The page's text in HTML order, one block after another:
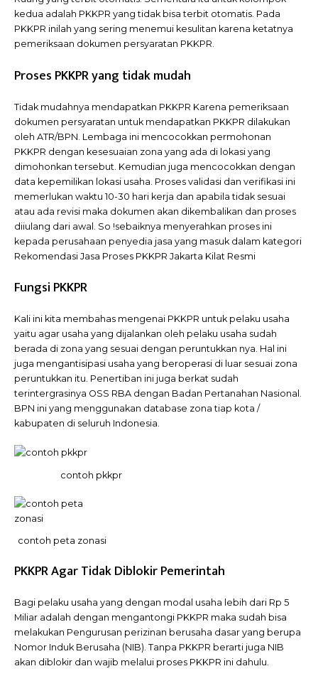
kedua adalah PKKPR yang tidak bisa terbit otomatis. Pada
PKKPR inilah yang sering menemui kesulitan karena ketatnya
pemeriksaan dokumen persyaratan PKKPR.
Proses PKKPR yang tidak mudah
Tidak mudahnya mendapatkan PKKPR Karena pemeriksaan
dokumen persyaratan untuk mendapatkan PKKPR dilakukan
oleh ATR/BPN. Lembaga ini mencocokkan permohonan
PKKPR dengan kesesuaian zona yang ada di lokasi yang
dimohonkan tersebut. Kemudian juga mencocokkan dengan
data kepemilikan lokasi usaha. Proses validasi dan verifikasi ini
memerlukan waktu 10-30 hari kerja dan apabila tidak sesuai
atau ada revisi maka dokumen akan dikembalikan dan proses
diiulang dari awal. So !sebaiknya menyerahkan proses ini
kepada perusahaan penyedia jasa yang masuk dalam kategori
Rekomendasi Jasa Proses PKKPR Jakarta Kilat Resmi
Fungsi PKKPR
Kali ini kita membahas mengenai PKKPR untuk pelaku usaha
yaitu agar usaha yang dijalankan oleh pelaku usaha sudah
berada di zona yang sesuai dengan peruntukkan nya. Hal ini
juga mengantisipasi usaha yang beroperasi di luar sesuai zona
peruntukkan itu. Penertiban ini juga berkat sudah
terintergrasinya OSS RBA dengan Badan Pertanahan Nasional.
BPN ini yang menggunakan database zona tiap kota /
kabupaten di seluruh Indonesia.
contoh pkkpr
contoh peta zonasi
PKKPR Agar Tidak Diblokir Pemerintah
Bagi pelaku usaha yang dengan modal usaha lebih dari Rp 5
Miliar adalah dengan mengantongi PKKPR maka sudah bisa
melakukan Pengurusan perizinan berusaha dasar yang berupa
Nomor Induk Berusaha (NIB). Tanpa PKKPR berarti juga NIB
akan diblokir dan wajib melalui proses PKKPR ini dahulu.